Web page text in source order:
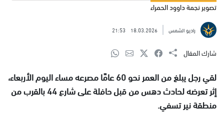
تصوير نجمة داوود الحمراء
راديو الشمس 18.03.2026
21:53
شارك المقال
لقي رجل يبلغ من العمر نحو 60 عامًا مصرعه مساء اليوم الأربعاء،
إثر تعرضه لحادث دهس من قبل حافلة على شارع 44 بالقرب من
منطقة نير تسفي.